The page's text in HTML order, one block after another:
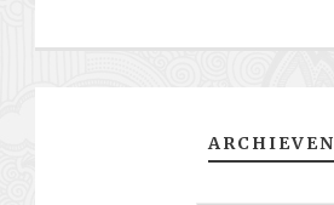
ARCHIEVEN